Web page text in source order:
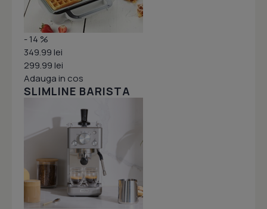
- 14 %
349.99 lei
299.99 lei
Adauga in cos
SLIMLINE BARISTA